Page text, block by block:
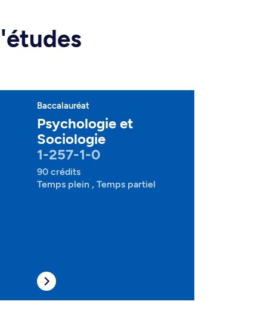
Baccalauréat
Psychologie et
Sociologie
1-257-1-0
90 crédits
Temps plein , Temps partiel